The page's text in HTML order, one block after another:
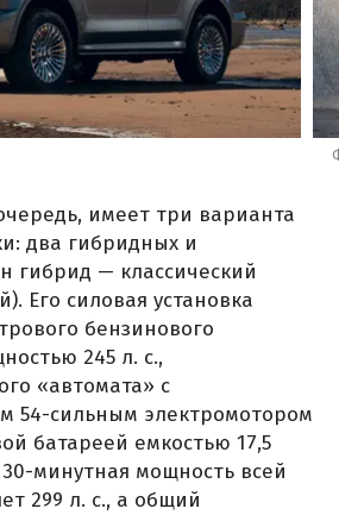
имеет три варианта
два гибридных и
гибрид — классический
Его силовая установка
бензинового
245 л. с.,
«автомата» с
54-сильным электромотором
батареей емкостью 17,5
30-минутная мощность всей
299 л. с., а общий